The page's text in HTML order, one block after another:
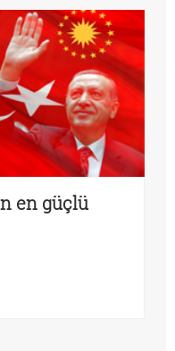
en güçlü